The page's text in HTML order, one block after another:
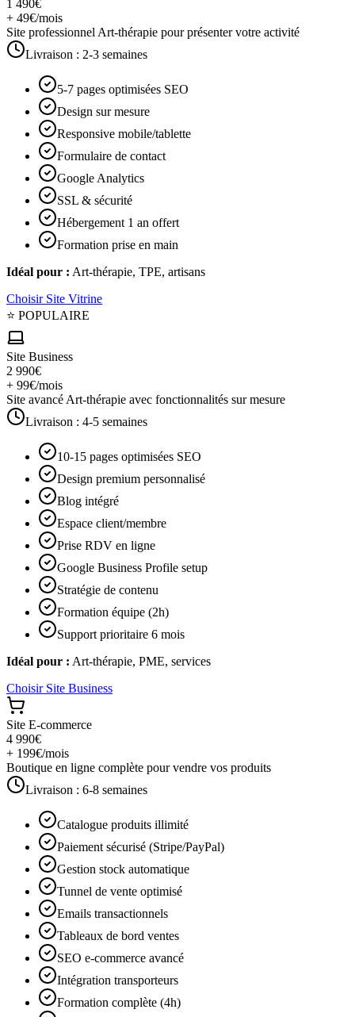
1 490€
+ 49€/mois
Site professionnel Art-thérapie pour présenter votre activité
Livraison : 2-3 semaines
5-7 pages optimisées SEO
Design sur mesure
Responsive mobile/tablette
Formulaire de contact
Google Analytics
SSL & sécurité
Hébergement 1 an offert
Formation prise en main
Idéal pour : Art-thérapie, TPE, artisans
Choisir Site Vitrine
⭐ POPULAIRE
Site Business
2 990€
+ 99€/mois
Site avancé Art-thérapie avec fonctionnalités sur mesure
Livraison : 4-5 semaines
10-15 pages optimisées SEO
Design premium personnalisé
Blog intégré
Espace client/membre
Prise RDV en ligne
Google Business Profile setup
Stratégie de contenu
Formation équipe (2h)
Support prioritaire 6 mois
Idéal pour : Art-thérapie, PME, services
Choisir Site Business
Site E-commerce
4 990€
+ 199€/mois
Boutique en ligne complète pour vendre vos produits
Livraison : 6-8 semaines
Catalogue produits illimité
Paiement sécurisé (Stripe/PayPal)
Gestion stock automatique
Tunnel de vente optimisé
Emails transactionnels
Tableaux de bord ventes
SEO e-commerce avancé
Intégration transporteurs
Formation complète (4h)